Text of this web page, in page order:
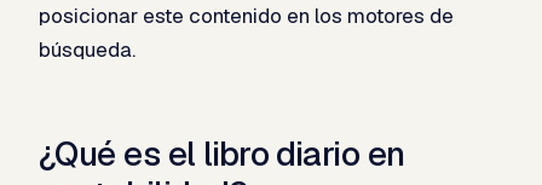
posicionar este contenido en los motores de
búsqueda.
¿Qué es el libro diario en